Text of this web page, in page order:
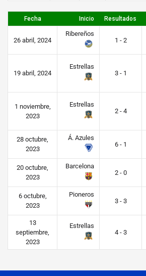
Fecha Inicio Resultados
26 abril, 2024
Ribereños
1 - 2
19 abril, 2024
Estrellas
3 - 1
1 noviembre,
2023
Estrellas
2 - 4
28 octubre,
2023
Á. Azules
6 - 1
20 octubre,
2023
Barcelona
2 - 0
6 octubre,
2023
Pioneros
3 - 3
13
septiembre,
2023
Estrellas
4 - 3